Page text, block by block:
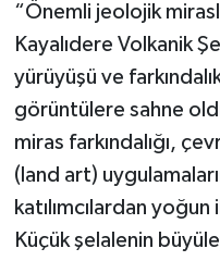
“Önemli jeolojik
Kayalıdere Volkanik
yürüyüşü ve
görüntülere sahne
miras farkındalığı,
(land art)
katılımcılardan
Küçük şelalenin